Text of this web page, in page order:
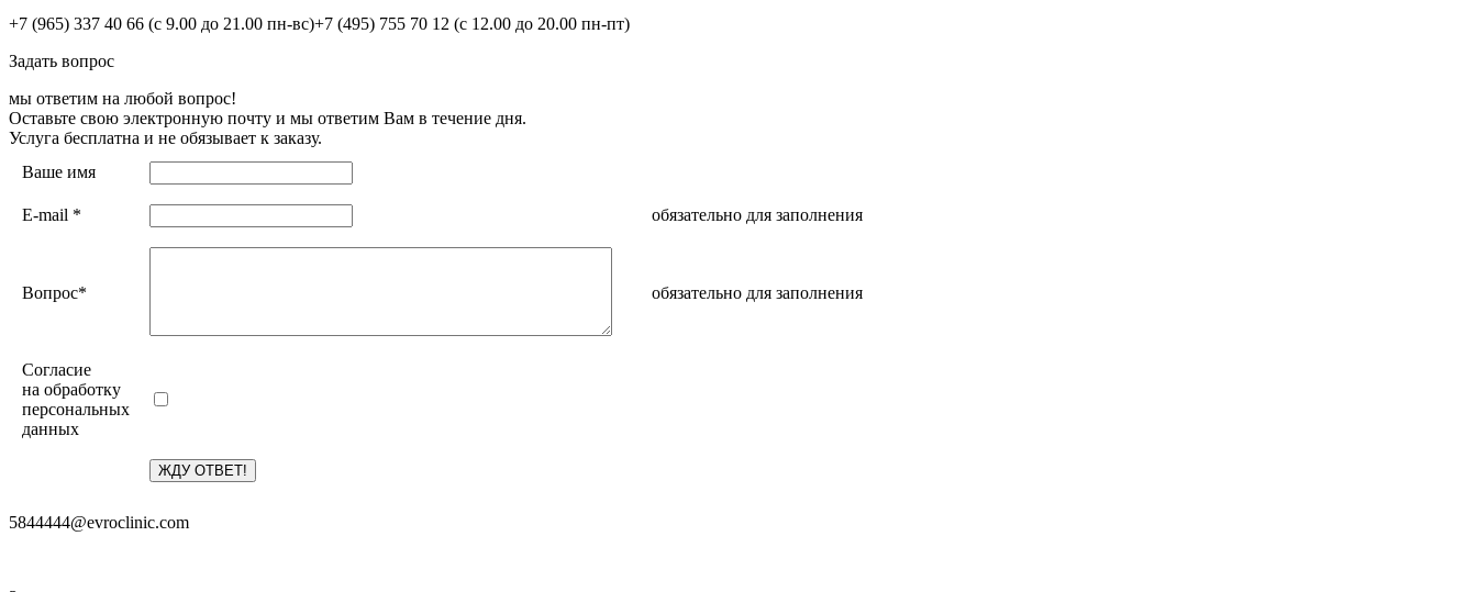
+7 (965) 337 40 66 (с 9.00 до 21.00 пн-вс)+7 (495) 755 70 12 (с 12.00 до 20.00 пн-пт)
Задать вопрос
мы ответим на любой вопрос!
Оставьте свою электронную почту и мы ответим Вам в течение дня.
Услуга бесплатна и не обязывает к заказу.
Ваше имя
E-mail * обязательно для заполнения
Вопрос* обязательно для заполнения
Согласие
на обработку
персональных
данных
5844444@evroclinic.com